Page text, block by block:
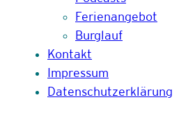
Ferienangebot
Burglauf
Kontakt
Impressum
Datenschutzerklärung